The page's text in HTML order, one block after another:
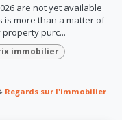
are not yet available
is more than a matter of
purc...
immobilier
Regards sur l'immobilier